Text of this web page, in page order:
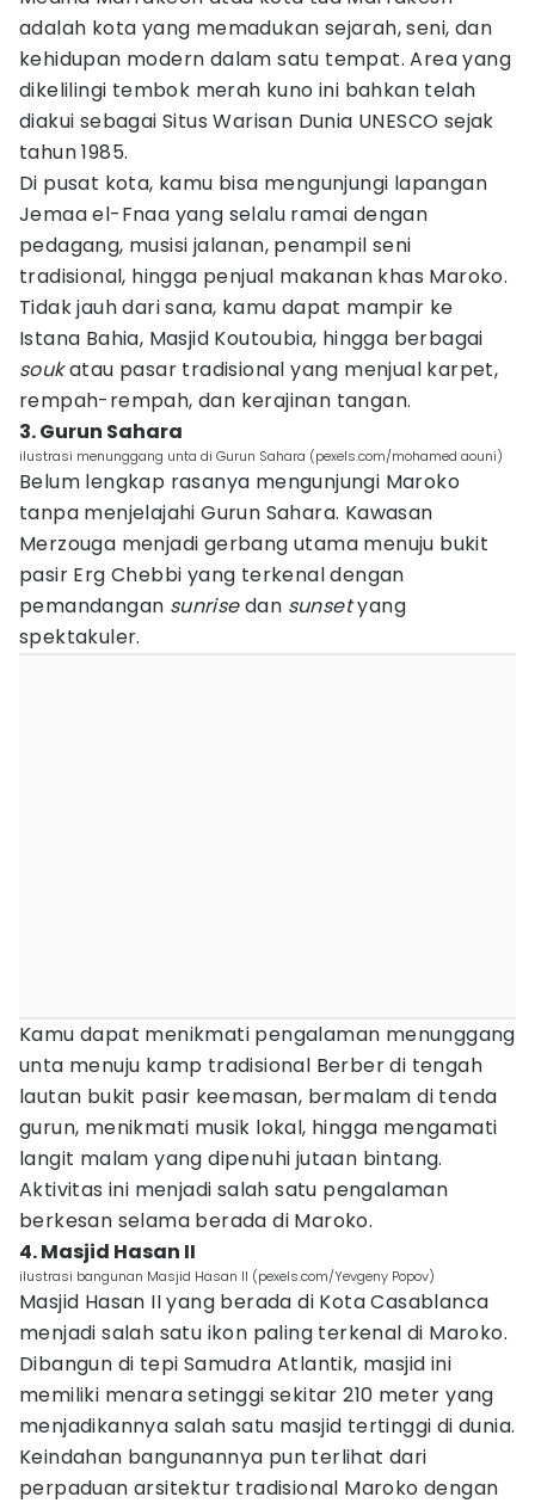
adalah kota yang memadukan sejarah, seni, dan
kehidupan modern dalam satu tempat. Area yang
dikelilingi tembok merah kuno ini bahkan telah
diakui sebagai Situs Warisan Dunia UNESCO sejak
tahun 1985.
Di pusat kota, kamu bisa mengunjungi lapangan
Jemaa el-Fnaa yang selalu ramai dengan
pedagang, musisi jalanan, penampil seni
tradisional, hingga penjual makanan khas Maroko.
Tidak jauh dari sana, kamu dapat mampir ke
Istana Bahia, Masjid Koutoubia, hingga berbagai
soukatau pasar tradisional yang menjual karpet,
rempah-rempah, dan kerajinan tangan.
3. Gurun Sahara
ilustrasi menunggang unta di Gurun Sahara (pexels.com/mohamed aouni)
Belum lengkap rasanya mengunjungi Maroko
tanpa menjelajahi Gurun Sahara. Kawasan
Merzouga menjadi gerbang utama menuju bukit
pasir Erg Chebbi yang terkenal dengan
pemandangan sunrisedan sunsetyang
spektakuler.
Kamu dapat menikmati pengalaman menunggang
unta menuju kamp tradisional Berber di tengah
lautan bukit pasir keemasan, bermalam di tenda
gurun, menikmati musik lokal, hingga mengamati
langit malam yang dipenuhi jutaan bintang.
Aktivitas ini menjadi salah satu pengalaman
berkesan selama berada di Maroko.
4. Masjid Hasan II
ilustrasi bangunan Masjid Hasan II (pexels.com/Yevgeny Popov)
Masjid Hasan II yang berada di Kota Casablanca
menjadi salah satu ikon paling terkenal di Maroko.
Dibangun di tepi Samudra Atlantik, masjid ini
memiliki menara setinggi sekitar 210 meter yang
menjadikannya salah satu masjid tertinggi di dunia.
Keindahan bangunannya pun terlihat dari
perpaduan arsitektur tradisional Maroko dengan